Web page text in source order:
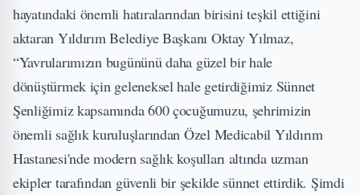
hayatındaki önemli hatıralarından birisini teşkil ettiğini
aktaran Yıldırım Belediye Başkanı Oktay Yılmaz,
“Yavrularımızın bugününü daha güzel bir hale
dönüştürmek için geleneksel hale getirdiğimiz Sünnet
Şenliğimiz kapsamında 600 çocuğumuzu, şehrimizin
önemli sağlık kuruluşlarından Özel Medicabil Yıldırım
Hastanesi'nde modern sağlık koşulları altında uzman
ekipler tarafından güvenli bir şekilde sünnet ettirdik. Şimdi